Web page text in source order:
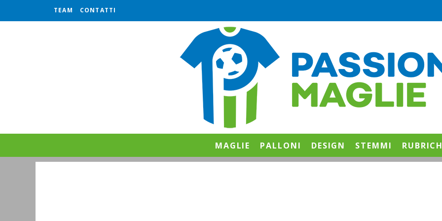
TEAM CONTATTI
MAGLIE PALLONI DESIGN STEMMI